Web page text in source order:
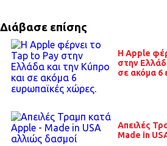
Διάβασε επίσης
Η Apple
στην
σε ακόμα 6
Απειλές
Made in